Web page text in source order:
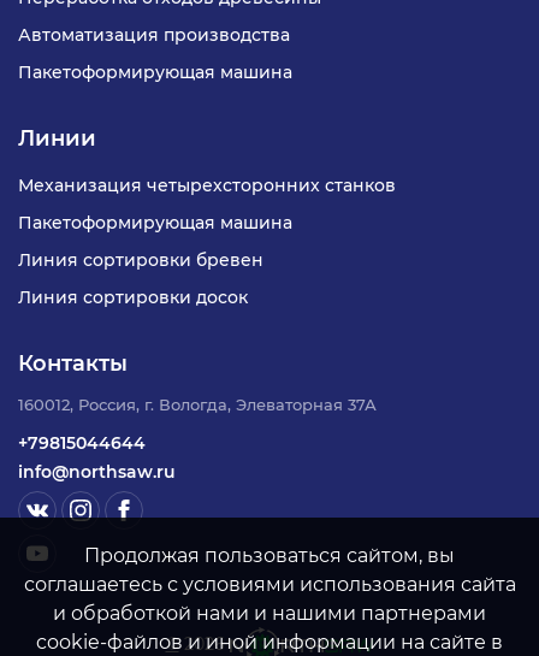
Автоматизация производства
Пакетоформирующая машина
Линии
Механизация четырехсторонних станков
Пакетоформирующая машина
Линия сортировки бревен
Линия сортировки досок
Контакты
160012, Россия, г. Вологда, Элеваторная 37А
+79815044644
info@northsaw.ru
©2026
Продолжая пользоваться сайтом, вы
соглашаетесь с условиями использования сайта
и обработкой нами и нашими партнерами
cookie-файлов и иной информации на сайте в